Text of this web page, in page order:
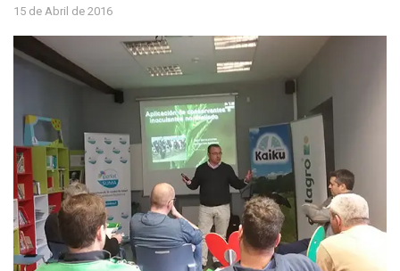
15 de Abril de 2016